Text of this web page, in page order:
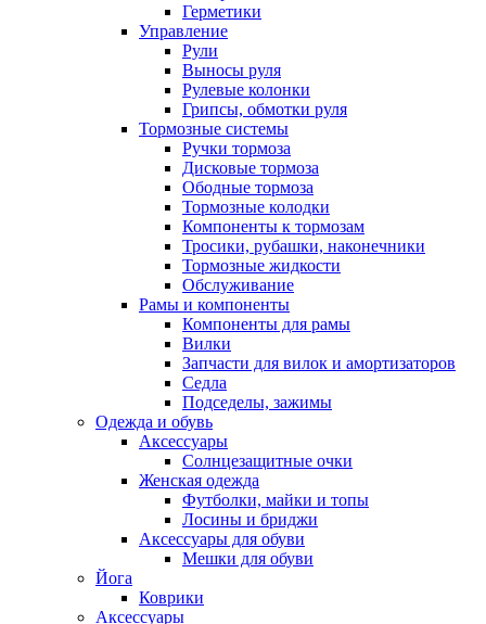
Герметики
Управление
Рули
Выносы руля
Рулевые колонки
Грипсы, обмотки руля
Тормозные системы
Ручки тормоза
Дисковые тормоза
Ободные тормоза
Тормозные колодки
Компоненты к тормозам
Тросики, рубашки, наконечники
Тормозные жидкости
Обслуживание
Рамы и компоненты
Компоненты для рамы
Вилки
Запчасти для вилок и амортизаторов
Седла
Подседелы, зажимы
Одежда и обувь
Аксессуары
Солнцезащитные очки
Женская одежда
Футболки, майки и топы
Лосины и бриджи
Аксессуары для обуви
Мешки для обуви
Йога
Коврики
Аксессуары